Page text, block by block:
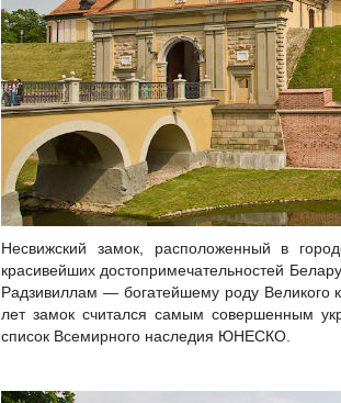
Несвижский замок, расположенный в
красивейших достопримечательностей
Радзивиллам — богатейшему роду Великого
лет замок считался самым совершенным
список Всемирного наследия ЮНЕСКО.